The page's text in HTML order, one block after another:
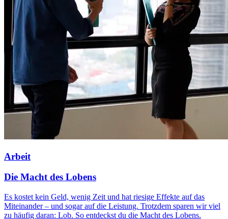
Arbeit
Die Macht des Lobens
Es kostet kein Geld, wenig Zeit und hat riesige Effekte auf das
Miteinander – und sogar auf die Leistung. Trotzdem sparen wir viel
zu häufig daran: Lob. So entdeckst du die Macht des Lobens.